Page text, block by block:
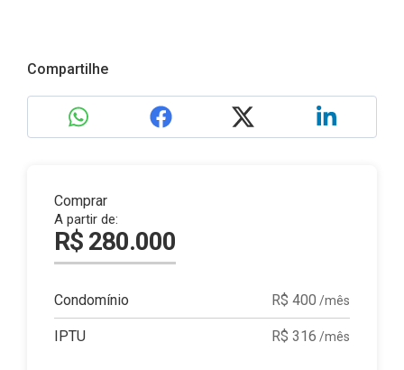
Compartilhe
Comprar
A partir de:
R$ 280.000
Condomínio R$ 400 /mês
IPTU R$ 316 /mês